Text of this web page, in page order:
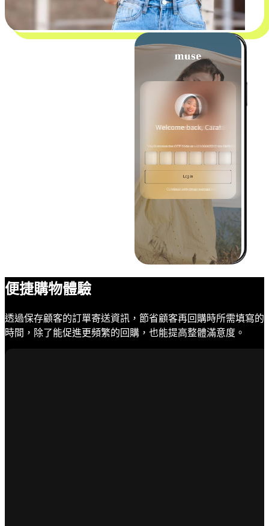
便捷購物體驗
透過保存顧客的訂單寄送資訊，節省顧客再回購時所需填寫的
時間，除了能促進更頻繁的回購，也能提高整體滿意度。